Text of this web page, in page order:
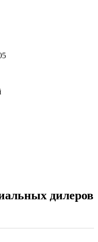
дилеров